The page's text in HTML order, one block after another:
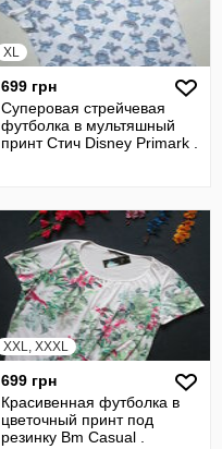
XL
699 грн
Суперовая стрейчевая
футболка в мультяшный
принт Стич Disney Primark .
XXL, XXXL
699 грн
Красивенная футболка в
цветочный принт под
резинку Bm Casual .